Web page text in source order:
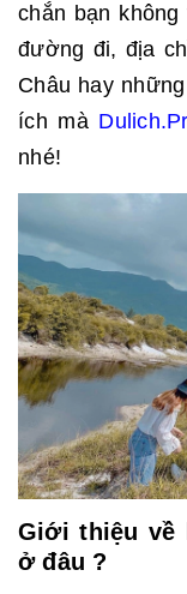
chắn bạn
đường đi, địa
Châu hay
ích mà
nhé!
Giới thiệu về
ở đâu ?